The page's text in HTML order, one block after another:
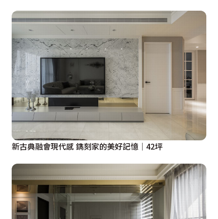
新古典融會現代感 鐫刻家的美好記憶｜42坪